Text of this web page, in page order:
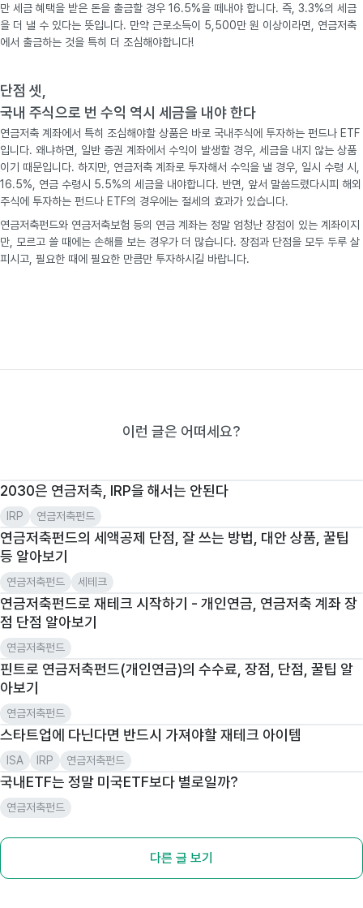
만 세금 혜택을 받은 돈을 출금할 경우 16.5%을 떼내야 합니다. 즉, 3.3%의 세금
을 더 낼 수 있다는 뜻입니다. 만약 근로소득이 5,500만 원 이상이라면, 연금저축
에서 출금하는 것을 특히 더 조심해야합니다!
단점 셋,
국내 주식으로 번 수익 역시 세금을 내야 한다
연금저축 계좌에서 특히 조심해야할 상품은 바로 국내주식에 투자하는 펀드나 ETF
입니다. 왜냐하면, 일반 증권 계좌에서 수익이 발생할 경우, 세금을 내지 않는 상품
이기 때문입니다. 하지만, 연금저축 계좌로 투자해서 수익을 낼 경우, 일시 수령 시,
16.5%, 연금 수령시 5.5%의 세금을 내야합니다. 반면, 앞서 말씀드렸다시피 해외
주식에 투자하는 펀드나 ETF의 경우에는 절세의 효과가 있습니다.
연금저축펀드와 연금저축보험 등의 연금 계좌는 정말 엄청난 장점이 있는 계좌이지
만, 모르고 쓸 때에는 손해를 보는 경우가 더 많습니다. 장점과 단점을 모두 두루 살
피시고, 필요한 때에 필요한 만큼만 투자하시길 바랍니다.
이런 글은 어떠세요?
2030은 연금저축, IRP을 해서는 안된다
IRP 연금저축펀드
연금저축펀드의 세액공제 단점, 잘 쓰는 방법, 대안 상품, 꿀팁
등 알아보기
연금저축펀드 세테크
연금저축펀드로 재테크 시작하기 - 개인연금, 연금저축 계좌 장
점 단점 알아보기
연금저축펀드
핀트로 연금저축펀드(개인연금)의 수수료, 장점, 단점, 꿀팁 알
아보기
연금저축펀드
스타트업에 다닌다면 반드시 가져야할 재테크 아이템
ISA IRP 연금저축펀드
국내ETF는 정말 미국ETF보다 별로일까?
연금저축펀드
다른 글 보기